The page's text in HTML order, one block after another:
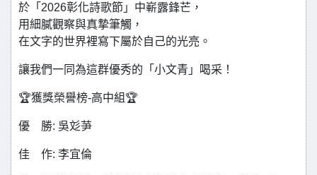
於「2026彰化詩歌節」中嶄露鋒芒，
用細膩觀察與真摯筆觸，
在文字的世界裡寫下屬於自己的光亮。
讓我們一同為這群優秀的「小文青」喝采！
🏆獲獎榮譽榜-高中組🏆
優 勝: 吳彣芛
佳 作: 李宜倫